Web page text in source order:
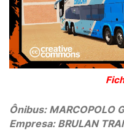
Ônibus: MARCOPOLO
Empresa: BRULAN